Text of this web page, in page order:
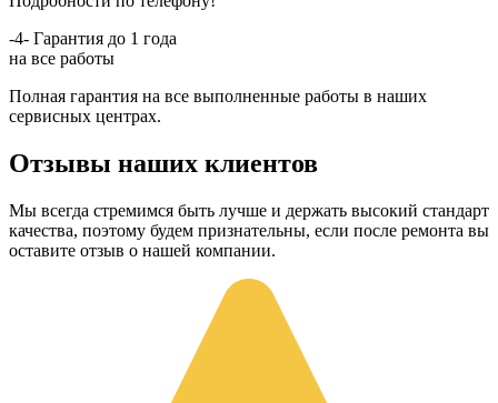
-4- Гарантия до 1 года
на все работы
Полная гарантия на все выполненные работы в наших
сервисных центрах.
Отзывы наших клиентов
Мы всегда стремимся быть лучше и держать высокий стандарт
качества, поэтому будем признательны, если после ремонта вы
оставите отзыв о нашей компании.